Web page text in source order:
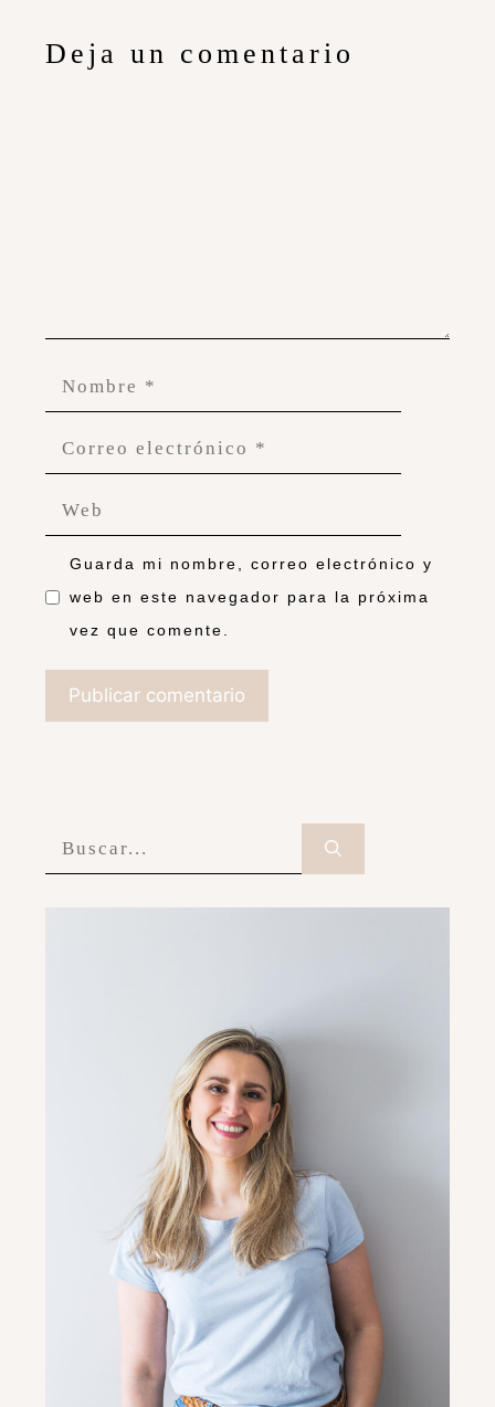
Deja un comentario
Guarda mi nombre, correo electrónico y
web en este navegador para la próxima
vez que comente.